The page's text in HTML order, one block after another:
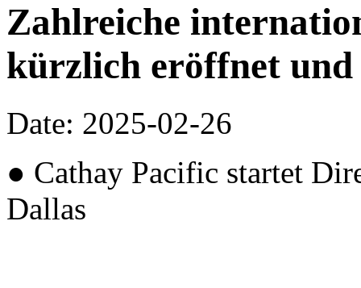
Zahlreiche
kürzlich eröffnet und
Date: 2025-02-26
● Cathay Pacific startet
Dallas